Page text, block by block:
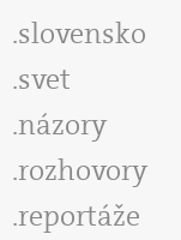
slovensko
svet
názory
rozhovory
reportáže